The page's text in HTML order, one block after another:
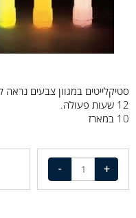
סטיקלייטים במגוון צבעים
12 שעות פעולה.
10 במארז